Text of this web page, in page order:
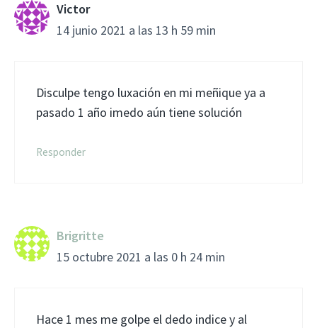
Victor
14 junio 2021 a las 13 h 59 min
Disculpe tengo luxación en mi meñique ya a
pasado 1 año imedo aún tiene solución
Responder
Brigritte
15 octubre 2021 a las 0 h 24 min
Hace 1 mes me golpe el dedo indice y al